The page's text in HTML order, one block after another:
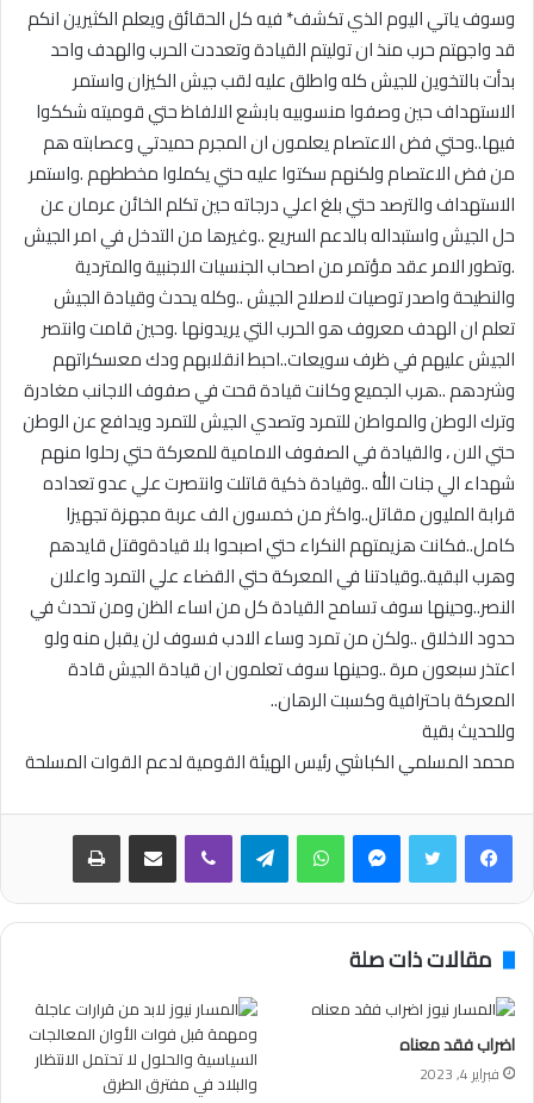
وسوف ياتي اليوم الذي تكشف* فيه كل الحقائق ويعلم الكثيرين انكم
قد واجهتم حرب منذ ان توليتم القيادة وتعددت الحرب والهدف واحد
بدأت بالتخوين للجيش كله واطلق عليه لقب جيش الكيزان واستمر
الاستهداف حين وصفوا منسوبيه بابشع الالفاظ حتي قوميته شككوا
فيها..وحتي فض الاعتصام يعلمون ان المجرم حميدتي وعصابته هم
من فض الاعتصام ولكنهم سكتوا عليه حتي يكملوا مخططهم .واستمر
الاستهداف والترصد حتي بلغ اعلي درجاته حين تكلم الخائن عرمان عن
حل الجيش واستبداله بالدعم السريع ..وغيرها من التدخل في امر الجيش
.وتطور الامر عقد مؤتمر من اصحاب الجنسيات الاجنبية والمتردية
والنطيحة واصدر توصيات لاصلاح الجيش ..وكله يحدث وقيادة الجيش
تعلم ان الهدف معروف هو الحرب التي يريدونها .وحين قامت وانتصر
الجيش عليهم في ظرف سويعات..احبط انقلابهم ودك معسكراتهم
وشردهم ..هرب الجميع وكانت قيادة قحت في صفوف الاجانب مغادرة
وترك الوطن والمواطن للتمرد وتصدي الجيش للتمرد ويدافع عن الوطن
حتي الان ، والقيادة في الصفوف الامامية للمعركة حتي رحلوا منهم
شهداء الي جنات الله ..وقيادة ذكية قاتلت وانتصرت علي عدو تعداده
قرابة المليون مقاتل..واكثر من خمسون الف عربة مجهزة تجهيزا
كامل..فكانت هزيمتهم النكراء حتي اصبحوا بلا قيادةوقتل قايدهم
وهرب البقية..وقيادتنا في المعركة حتي القضاء علي التمرد واعلان
النصر..وحينها سوف تسامح القيادة كل من اساء الظن ومن تحدث في
حدود الاخلاق ..ولكن من تمرد وساء الادب فسوف لن يقبل منه ولو
اعتذر سبعون مرة ..وحينها سوف تعلمون ان قيادة الجيش قادة
المعركة باحترافية وكسبت الرهان..
وللحديث بقية
محمد المسلمي الكباشي رئيس الهيئة القومية لدعم القوات المسلحة
فيسبوكتويتر ماسنجر واتساب تيلقرام ڤايبر مشاركة عبر البريد طباعة
مقالات ذات صلة
اضراب فقد معناه
فبراير 4, 2023